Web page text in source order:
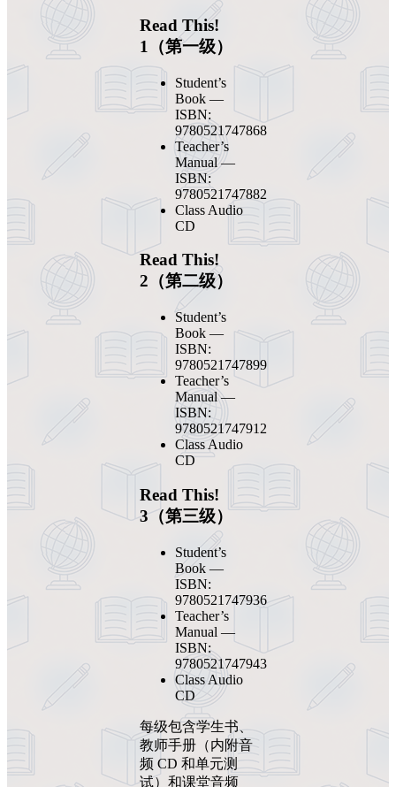
Read This!
1（第一级）
Student’s
Book —
ISBN:
9780521747868
Teacher’s
Manual —
ISBN:
9780521747882
Class Audio
CD
Read This!
2（第二级）
Student’s
Book —
ISBN:
9780521747899
Teacher’s
Manual —
ISBN:
9780521747912
Class Audio
CD
Read This!
3（第三级）
Student’s
Book —
ISBN:
9780521747936
Teacher’s
Manual —
ISBN:
9780521747943
Class Audio
CD
每级包含学生书、
教师手册（内附音
频 CD 和单元测
试）和课堂音频